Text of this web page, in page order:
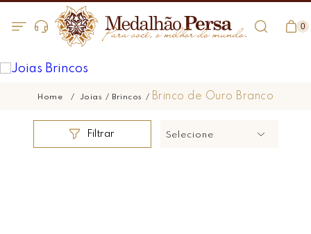
0
Joias Brincos Brinco de Ouro Branco
Filtrar Selecione